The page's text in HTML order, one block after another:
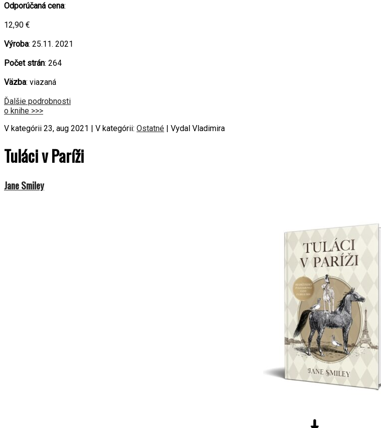
Odporúčaná cena:
12,90 €
Výroba: 25.11. 2021
Počet strán: 264
Väzba: viazaná
Ďalšie podrobnosti
o knihe >>>
V kategórii 23, aug 2021 | V kategórii: Ostatné | Vydal Vladimira
Tuláci v Paríži
Jane Smiley